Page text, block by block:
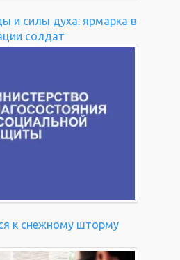
и силы духа: ярмарка в
солдат
к снежному шторму